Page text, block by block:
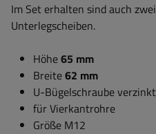
Im Set erhalten sind auch
Unterlegscheiben.
Höhe65 mm
Breite62 mm
U-Bügelschraube verzinkt
für Vierkantrohre
Größe M12